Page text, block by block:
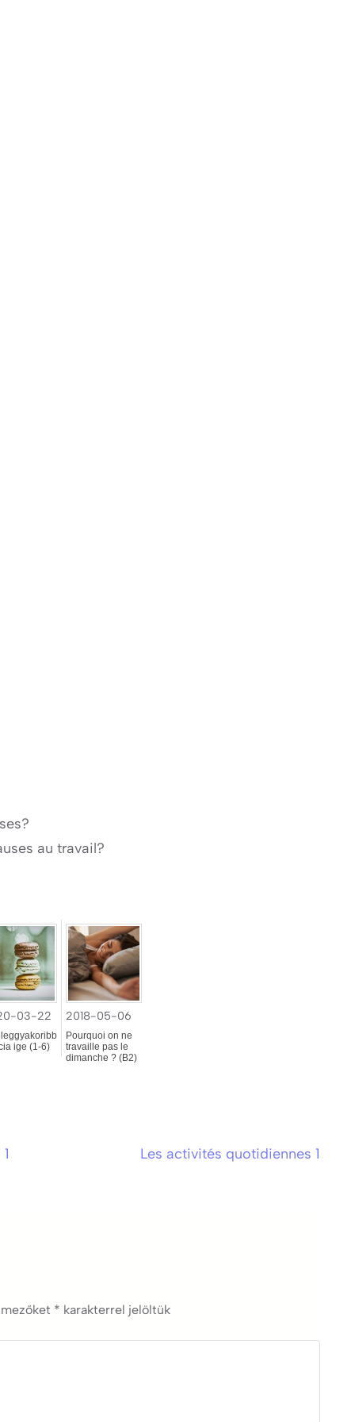
au travail?
03-22
ige (1-6)
2018-05-06
Pourquoi on ne
travaille pas le
dimanche ? (B2)
Les activités quotidiennes 1
* karakterrel jelöltük